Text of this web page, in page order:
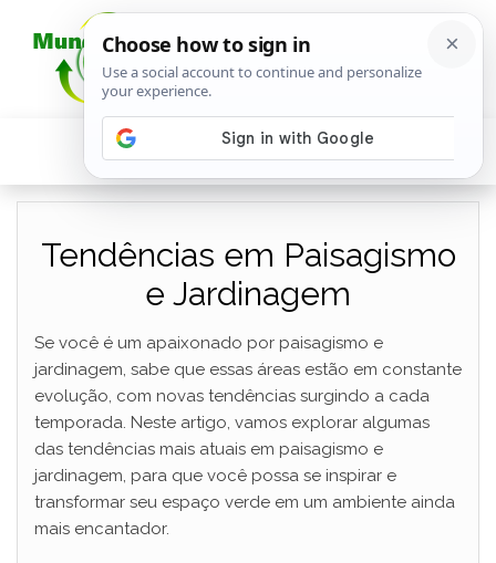
Tendências em Paisagismo
e Jardinagem
Se você é um apaixonado por paisagismo e
jardinagem, sabe que essas áreas estão em constante
evolução, com novas tendências surgindo a cada
temporada. Neste artigo, vamos explorar algumas
das tendências mais atuais em paisagismo e
jardinagem, para que você possa se inspirar e
transformar seu espaço verde em um ambiente ainda
mais encantador.